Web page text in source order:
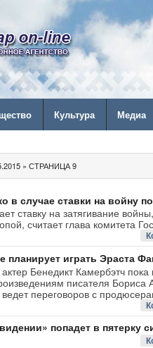
Культура Медиа
» СТРАНИЦА 9
в случае ставки на войну
ставку на затягивание
считает глава комитета
планирует играть Эраста
Бенедикт Камербэтч
писателя Бориса
переговоров с
попадет в пятерку